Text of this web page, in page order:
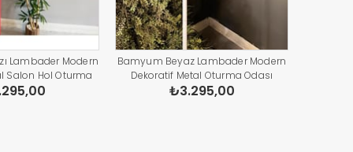
Lambader Modern
Salon Hol Oturma
Odası Zemin
Bamyum Beyaz Lambader Modern
Dekoratif Metal Oturma Odası
Çalışma Odası Zemin Lambası 170
₺3.295,00